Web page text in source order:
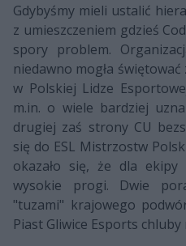
Gdybyśmy mieli ustalić
z umieszczeniem gdzieś
spory problem.
niedawno mogła
w Polskiej Lidze
m.in. o wiele bardziej
drugiej zaś strony CU
się do ESL Mistrzostw
okazało się, że dla
wysokie progi. Dwie
"tuzami" krajowego
Piast Gliwice Esports